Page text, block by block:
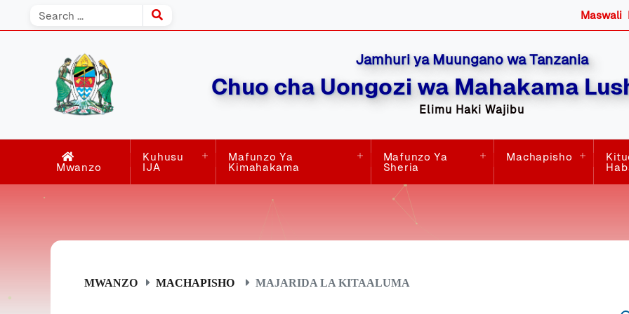
Maswali
Jamhuri ya Muungano wa Tanzania
Chuo cha Uongozi wa Mahakama
Elimu Haki Wajibu
Mwanzo
Kuhusu
IJA
Mafunzo Ya
Kimahakama
Mafunzo Ya
Sheria
Machapisho
MWANZO MACHAPISHO MAJARIDA LA KITAALUMA